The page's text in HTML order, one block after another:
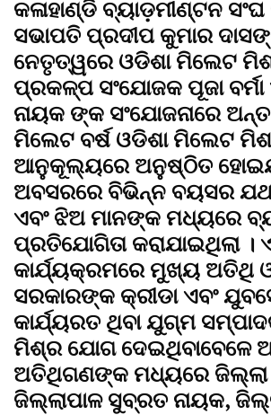
କଳାହାଣ୍ଡି ବ୍ୟାଡ଼ମୀଣ୍ଟନ
ସଭାପତି ପ୍ରଦୀପ କୁମାର
ନେତୃତ୍ୱରେ ଓଡିଶା ମିଲେଟ
ପ୍ରକଳ୍ପ ସଂଯୋଜକ ପୂଜା ବର୍ମା
ନାୟକ ଙ୍କ ସଂଯୋଜନାରେ
ମିଲେଟ ବର୍ଷ ଓଡିଶା ମିଲେଟ
ଆନୁକୂଲ୍ୟରେ ଅନୁଷ୍ଠିତ
ଅବସରରେ ବିଭିନ୍ନ ବୟସର
ଏବଂ ଝିଅ ମାନଙ୍କ ମଧ୍ୟରେ
ପ୍ରତିଯୋଗିତା କରାଯାଇଥିଲା ।
କାର୍ଯ୍ୟକ୍ରମରେ ମୁଖ୍ୟ ଅତିଥି
ସରକାରଙ୍କ କ୍ରୀଡା ଏବଂ
କାର୍ଯ୍ୟରତ ଥିବା ଯୁଗ୍ମ
ମିଶ୍ର ଯୋଗ ଦେଇଥିବାବେଳେ
ଅତିଥିଗଣଙ୍କ ମଧ୍ୟରେ
ଜିଲ୍ଲାପାଳ ସୁବ୍ରତ ନାୟକ,